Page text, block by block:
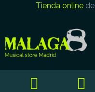
Tienda onlinede